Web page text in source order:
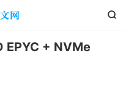

EPYC + NVMe